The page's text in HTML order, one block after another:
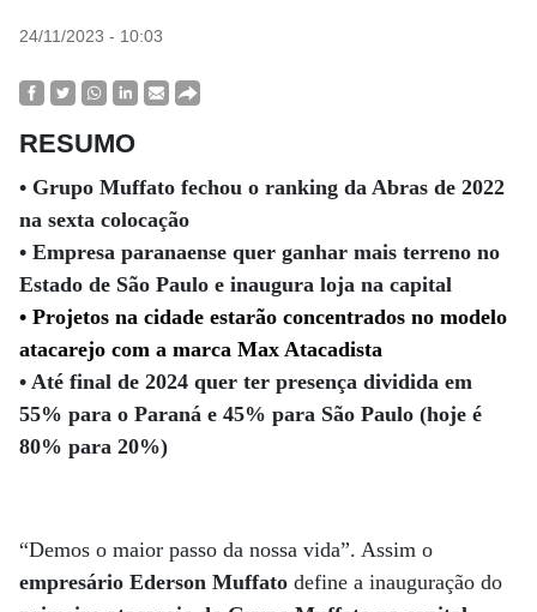
24/11/2023 - 10:03
RESUMO
• Grupo Muffato fechou o ranking da Abras de 2022
na sexta colocação
• Empresa paranaense quer ganhar mais terreno no
Estado de São Paulo e inaugura loja na capital
• Projetos na cidade estarão concentrados no modelo
atacarejo com a marca Max Atacadista
• Até final de 2024 quer ter presença dividida em
55% para o Paraná e 45% para São Paulo (hoje é
80% para 20%)
“Demos o maior passo da nossa vida”. Assim o
empresário Ederson Muffato define a inauguração do